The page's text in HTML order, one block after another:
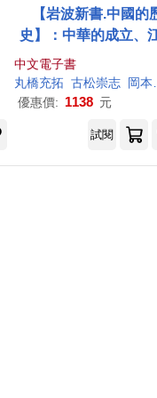
檀上寬 渡邊信一郎 林琪禎
【岩波新書.中國的
史】：中華的成立、
的發展、草原的稱霸、
海的交會、中國的形成
子書)
中文電子書
丸橋充拓 古松崇志 岡本
優惠價: 1138 元
試閱